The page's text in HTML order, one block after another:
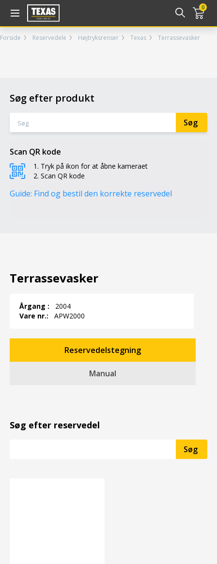
0
Forside Reservedele Højtryksrenser Texas Terrassevasker
Søg efter produkt
Scan QR kode
Tryk på ikon for at åbne kameraet
Scan QR kode
Guide: Find og bestil den korrekte reservedel
Terrassevasker
Årgang :
2004
Vare nr.:
APW2000
Reservedelstegning
Manual
Søg efter reservedel